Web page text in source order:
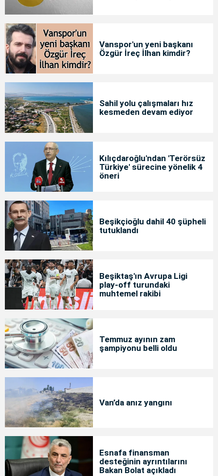
Vanspor'un yeni başkanı
Özgür İreç İlhan kimdir?
Sahil yolu çalışmaları hız
kesmeden devam ediyor
Kılıçdaroğlu'ndan 'Terörsüz
Türkiye' sürecine yönelik 4
öneri
Beşikçioğlu dahil 40 şüpheli
tutuklandı
Beşiktaş'ın Avrupa Ligi
play-off turundaki
muhtemel rakibi
Temmuz ayının zam
şampiyonu belli oldu
Van’da anız yangını
Esnafa finansman
desteğinin ayrıntılarını
Bakan Bolat açıkladı